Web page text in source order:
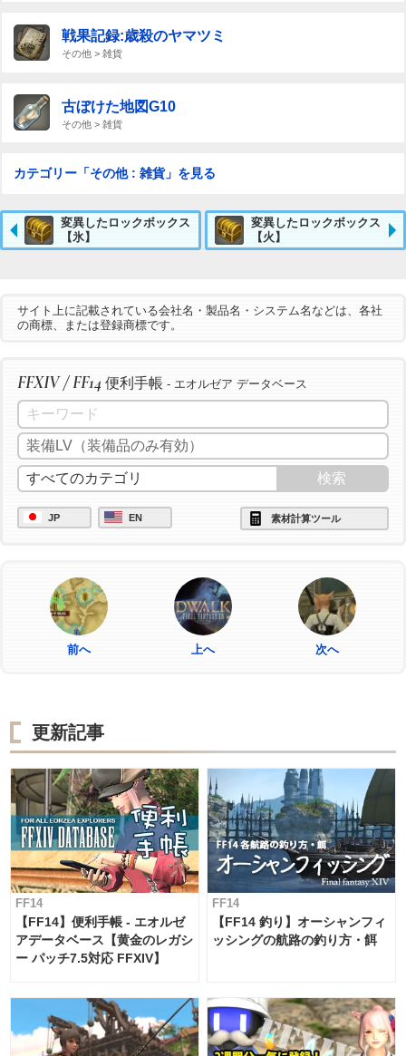
戦果記録:歳殺のヤマツミ
その他 > 雑貨
古ぼけた地図G10
その他 > 雑貨
カテゴリー「その他 : 雑貨」を見る
変異したロックボックス
【氷】
変異したロックボックス
【火】
サイト上に記載されている会社名・製品名・システム名などは、各社
の商標、または登録商標です。
FFXIV / FF14 便利手帳 - エオルゼア データベース
JP EN 素材計算ツール
前へ 上へ 次へ
更新記事
FF14
【FF14】便利手帳 - エオルゼ
アデータベース【黄金のレガシ
ー パッチ7.5対応 FFXIV】
FF14
【FF14 釣り】オーシャンフィ
ッシングの航路の釣り方・餌